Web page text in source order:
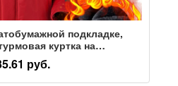
подкладке,
куртка на
плюс утепленная
мужская куртка на
комбинезон, зимняя
руб.